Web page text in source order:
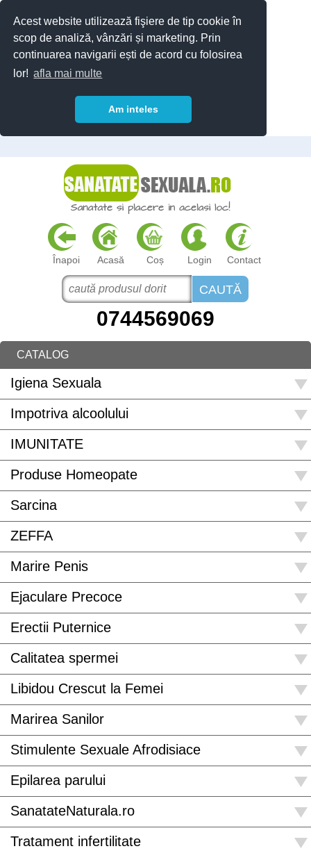
Acest website utilizează fişiere de tip cookie în
scop de analiză, vânzări și marketing. Prin
continuarea navigarii ești de acord cu folosirea
lor! afla mai multe
Am inteles
Înapoi Acasă Coș Login Contact
0744569069
CATALOG
Igiena Sexuala
Impotriva alcoolului
IMUNITATE
Produse Homeopate
Sarcina
ZEFFA
Marire Penis
Ejaculare Precoce
Erectii Puternice
Calitatea spermei
Libidou Crescut la Femei
Marirea Sanilor
Stimulente Sexuale Afrodisiace
Epilarea parului
SanatateNaturala.ro
Tratament infertilitate